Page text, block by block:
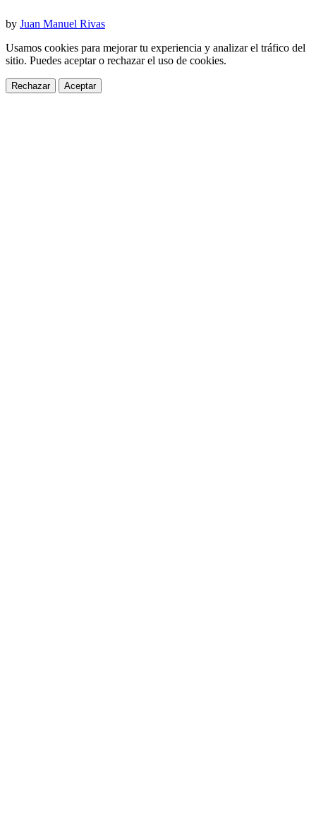
by Juan Manuel Rivas
Usamos cookies para mejorar tu experiencia y analizar el tráfico del
sitio. Puedes aceptar o rechazar el uso de cookies.
Rechazar Aceptar